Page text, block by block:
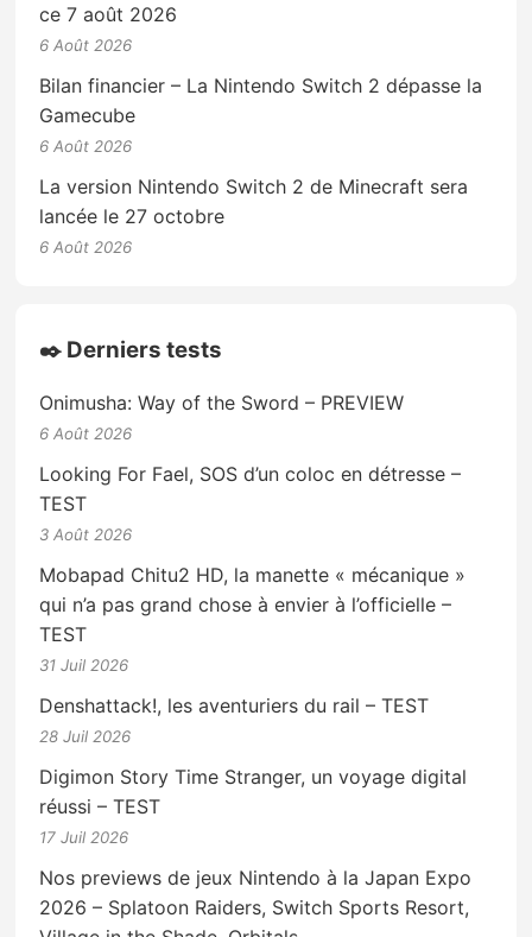
ce 7 août 2026
6 Août 2026
Bilan financier – La Nintendo Switch 2 dépasse la
Gamecube
6 Août 2026
La version Nintendo Switch 2 de Minecraft sera
lancée le 27 octobre
6 Août 2026
✒️ Derniers tests
Onimusha: Way of the Sword – PREVIEW
6 Août 2026
Looking For Fael, SOS d’un coloc en détresse –
TEST
3 Août 2026
Mobapad Chitu2 HD, la manette « mécanique »
qui n’a pas grand chose à envier à l’officielle –
TEST
31 Juil 2026
Denshattack!, les aventuriers du rail – TEST
28 Juil 2026
Digimon Story Time Stranger, un voyage digital
réussi – TEST
17 Juil 2026
Nos previews de jeux Nintendo à la Japan Expo
2026 – Splatoon Raiders, Switch Sports Resort,